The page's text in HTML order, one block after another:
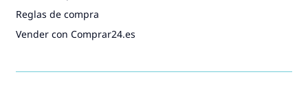
Reglas de compra
Vender con Comprar24.es